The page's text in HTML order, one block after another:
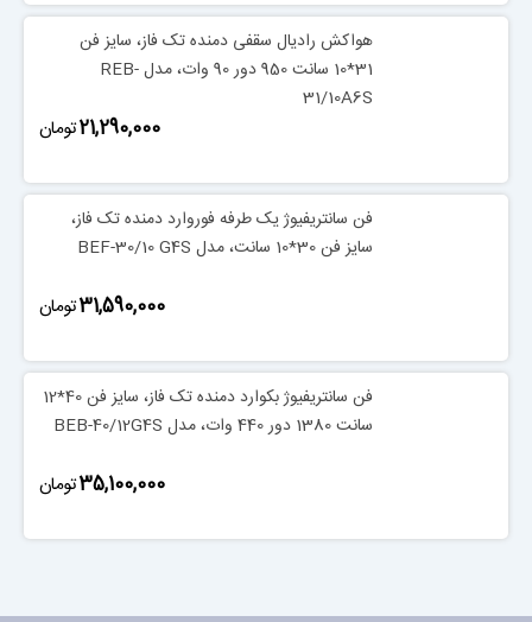
هواکش رادیال سقفی دمنده تک فاز، سایز فن
31*10 سانت 950 دور 90 وات، مدل REB-
31/10A6S
‎21,290,000تومان
فن سانتریفیوژ یک طرفه فوروارد دمنده تک فاز،
سایز فن 30*10 سانت، مدل BEF-30/10 G4S
‎31,590,000تومان
فن سانتریفیوژ بکوارد دمنده تک فاز، سایز فن 40*12
سانت 1380 دور 440 وات، مدل BEB-40/12G4S
‎35,100,000تومان